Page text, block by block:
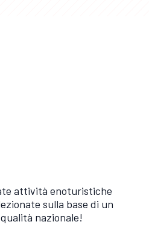
attività enoturistiche
sulla base di un
nazionale!